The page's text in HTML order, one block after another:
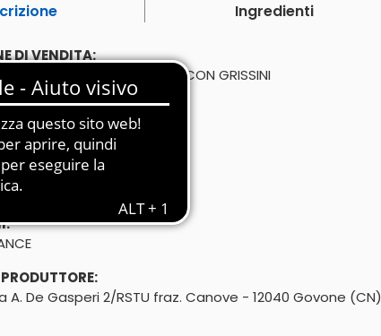
Ingredienti
DI VENDITA:
ALLE NOCCIOLE E CACAO, CON GRISSINI
A. De Gasperi 2/RSTU fraz. Canove - 12040 Govone (CN)